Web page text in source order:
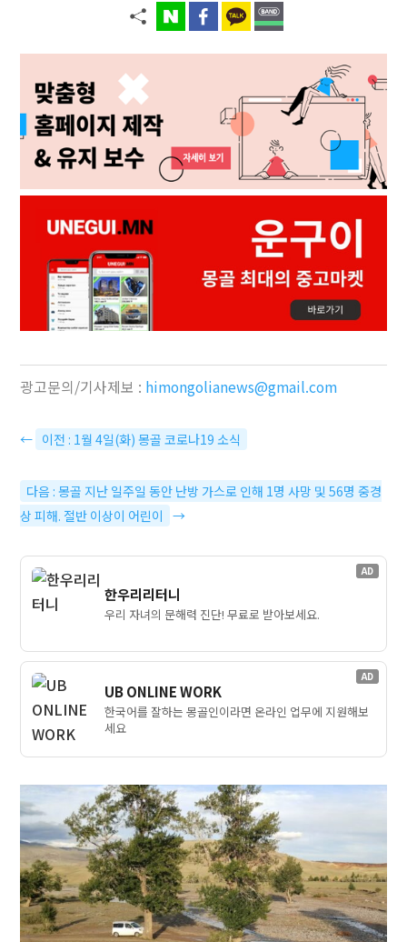
광고문의/기사제보 : himongolianews@gmail.com
← 이전 : 1월 4일(화) 몽골 코로나19 소식
다음 : 몽골 지난 일주일 동안 난방 가스로 인해 1명 사망 및 56명 중경
상 피해. 절반 이상이 어린이 →
AD
한우리리터니
우리 자녀의 문해력 진단! 무료로 받아보세요.
AD
UB ONLINE WORK
한국어를 잘하는 몽골인이라면 온라인 업무에 지원해보
세요